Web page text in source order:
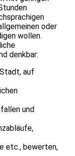
oder
wollen.
denkbar:
auf
und
etc., bewerten,